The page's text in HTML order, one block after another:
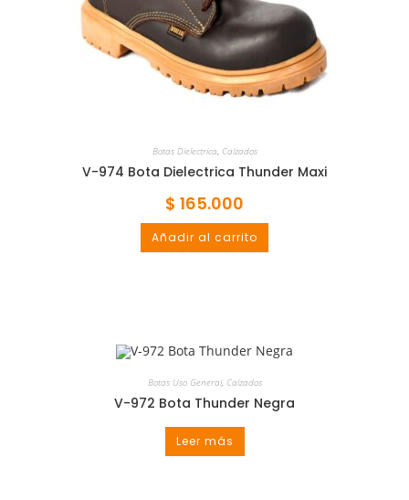
Botas Dielectrica, Calzados
V-974 Bota Dielectrica Thunder Maxi
$ 165.000
Añadir al carrito
Botas Uso General, Calzados
V-972 Bota Thunder Negra
Leer más